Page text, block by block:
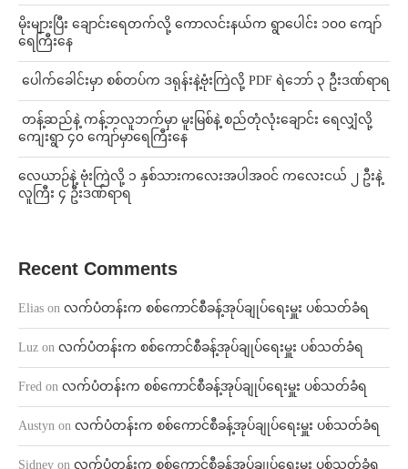
⁨မိုးများပြီး ချောင်းရေတက်လို့ ကောလင်းနယ်က ရွာပေါင်း ၁၀၀ ကျော်
ရေကြီးနေ
⁩ ⁨ပေါက်ခေါင်းမှာ စစ်တပ်က ဒရုန်းနဲ့ဗုံးကြဲလို့ PDF ရဲဘော် ၃ ဦးဒဏ်ရာရ
⁩ ⁨တန့်ဆည်နဲ့ ကန့်ဘလူဘက်မှာ မူးမြစ်နဲ့ စည်တုံလုံးချောင်း ရေလျှံလို့
ကျေးရွာ ၄၀ ကျော်မှာရေကြီးနေ
⁨လေယာဉ်နဲ့ ဗုံးကြဲလို့ ၁ နှစ်သားကလေးအပါအဝင် ကလေးငယ် ၂ ဦးနဲ့
လူကြီး ၄ ဦးဒဏ်ရာရ
Recent Comments
Elias on လက်ပံတန်းက စစ်ကောင်စီခန့်အုပ်ချုပ်ရေးမှူး ပစ်သတ်ခံရ
Luz on လက်ပံတန်းက စစ်ကောင်စီခန့်အုပ်ချုပ်ရေးမှူး ပစ်သတ်ခံရ
Fred on လက်ပံတန်းက စစ်ကောင်စီခန့်အုပ်ချုပ်ရေးမှူး ပစ်သတ်ခံရ
Austyn on လက်ပံတန်းက စစ်ကောင်စီခန့်အုပ်ချုပ်ရေးမှူး ပစ်သတ်ခံရ
Sidney on လက်ပံတန်းက စစ်ကောင်စီခန့်အုပ်ချုပ်ရေးမှူး ပစ်သတ်ခံရ